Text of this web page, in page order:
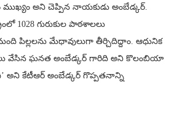
అని చెప్పిన నాయకుడు అంబేడ్కర్.
1028 గురుకుల పాఠశాలలు
పిల్లలను మేధావులుగా తీర్చిదిద్దాం. ఆధునిక
వేసిన ఘనత అంబేడ్కర్ గారిది అని కొలంబియా
అని కేటీఆర్ అంబేడ్కర్ గొప్పతనాన్ని